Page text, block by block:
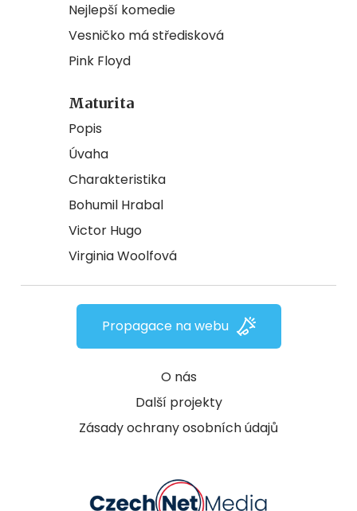
Nejlepší komedie
Vesničko má středisková
Pink Floyd
Maturita
Popis
Úvaha
Charakteristika
Bohumil Hrabal
Victor Hugo
Virginia Woolfová
O nás
Další projekty
Zásady ochrany osobních údajů
Propagace na webu